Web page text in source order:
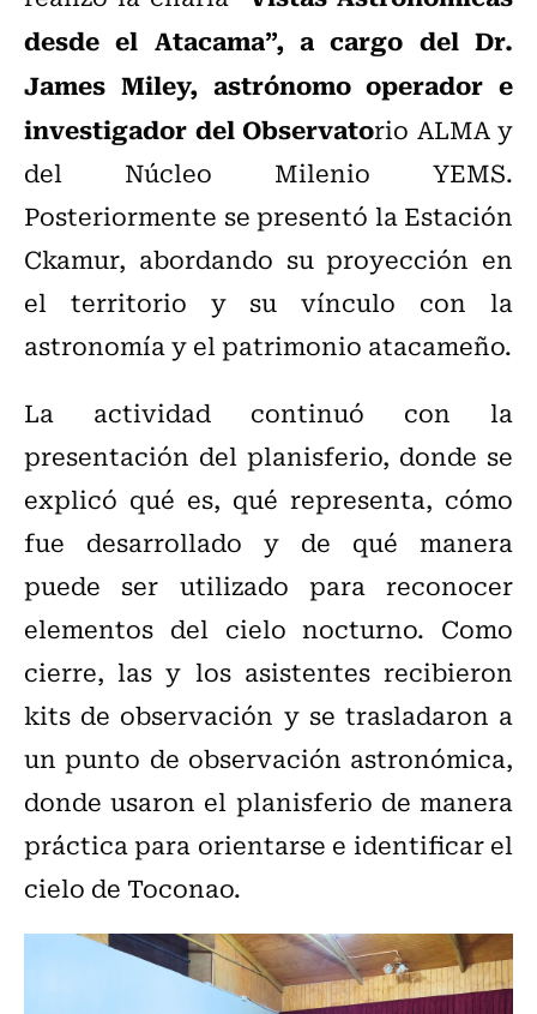
desde el Atacama”, a cargo del Dr.
James Miley, astrónomo operador e
investigador del Observatorio ALMA y
del Núcleo Milenio YEMS.
Posteriormente se presentó la Estación
Ckamur, abordando su proyección en
el territorio y su vínculo con la
astronomía y el patrimonio atacameño.
La actividad continuó con la
presentación del planisferio, donde se
explicó qué es, qué representa, cómo
fue desarrollado y de qué manera
puede ser utilizado para reconocer
elementos del cielo nocturno. Como
cierre, las y los asistentes recibieron
kits de observación y se trasladaron a
un punto de observación astronómica,
donde usaron el planisferio de manera
práctica para orientarse e identificar el
cielo de Toconao.